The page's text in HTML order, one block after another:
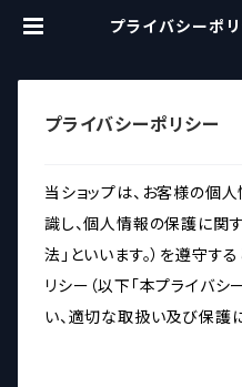
プライバシーポ
プライバシーポリシー
当ショップは、お客様の個
識し、個人情報の保護に関
法」といいます。）を遵守す
リシー（以下「本プライバシ
い、適切な取扱い及び保護